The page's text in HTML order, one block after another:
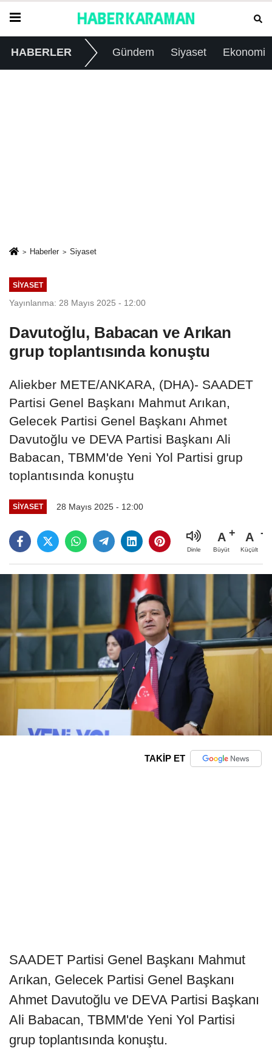
HABERLER Gündem Siyaset Ekonomi
Haberler Siyaset
SIYASET
Yayınlanma: 28 Mayıs 2025 - 12:00
Davutoğlu, Babacan ve Arıkan
grup toplantısında konuştu
Aliekber METE/ANKARA, (DHA)- SAADET
Partisi Genel Başkanı Mahmut Arıkan,
Gelecek Partisi Genel Başkanı Ahmet
Davutoğlu ve DEVA Partisi Başkanı Ali
Babacan, TBMM'de Yeni Yol Partisi grup
toplantısında konuştu
SIYASET 28 Mayıs 2025 - 12:00
Dinle
A
Büyüt
A
Küçült
TAKİP ET
SAADET Partisi Genel Başkanı Mahmut
Arıkan, Gelecek Partisi Genel Başkanı
Ahmet Davutoğlu ve DEVA Partisi Başkanı
Ali Babacan, TBMM'de Yeni Yol Partisi
grup toplantısında konuştu.